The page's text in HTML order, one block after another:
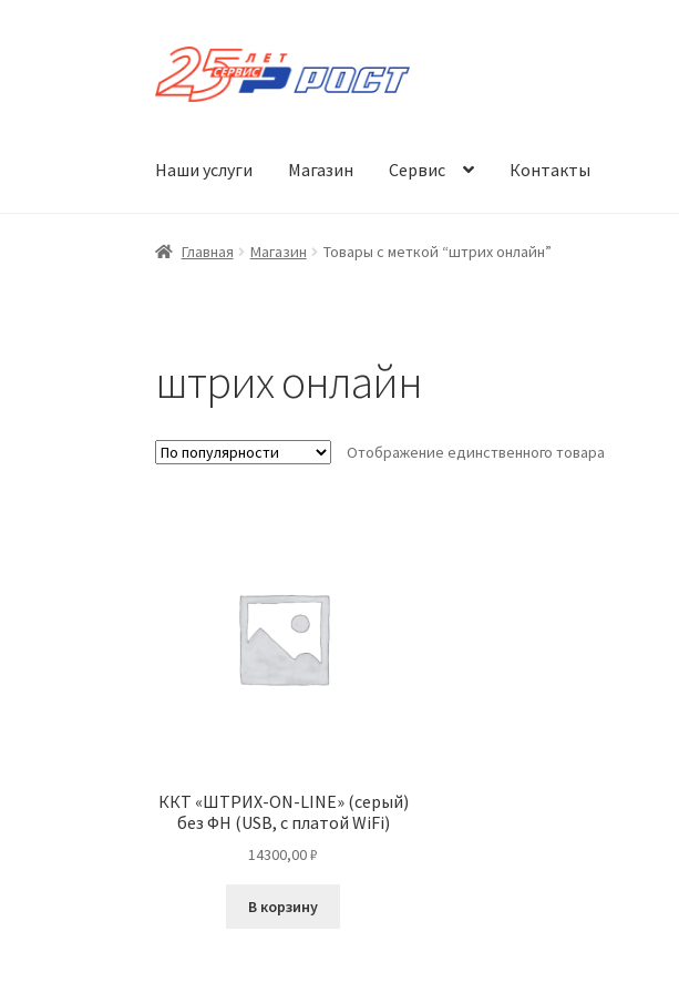
Перейти
к
Перейти
к
Наши услуги Магазин Сервис Контакты
Главная Магазин Товары с меткой “штрих онлайн”
штрих онлайн
Отображение единственного товара
ККТ «ШТРИХ-ON-LINE» (серый)
без ФН (USB, с платой WiFi)
14300,00₽
В корзину